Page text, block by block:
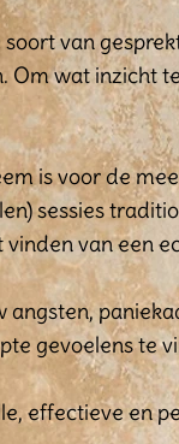
van
Om wat inzicht
is voor de
sessies
van een
gevoelens te
effectieve en